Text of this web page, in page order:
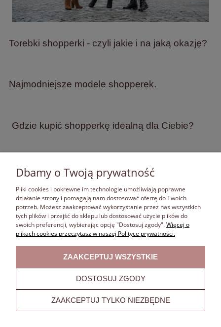
Torebki shopperki - czyli jakie i na jaką okazję?
Najmodniejsze modele shopperek.
Gdzie kupić shopperkę idealną dla Ciebie?
Torebki shopperki - czyli jakie i na jaką okazję?
czytaj całość »
Chmura tagów
jaką torebkę wybrać
modne torebki
Dbamy o Twoją prywatność
Pliki cookies i pokrewne im technologie umożliwiają poprawne
działanie strony i pomagają nam dostosować ofertę do Twoich
potrzeb. Możesz zaakceptować wykorzystanie przez nas wszystkich
tych plików i przejść do sklepu lub dostosować użycie plików do
swoich preferencji, wybierając opcję "Dostosuj zgody".Więcej o
plikach cookies przeczytasz w naszej Polityce prywatności.
ZAAKCEPTUJ TYLKO NIEZBĘDNE
DOSTOSUJ ZGODY
ZAAKCEPTUJ WSZYSTKIE